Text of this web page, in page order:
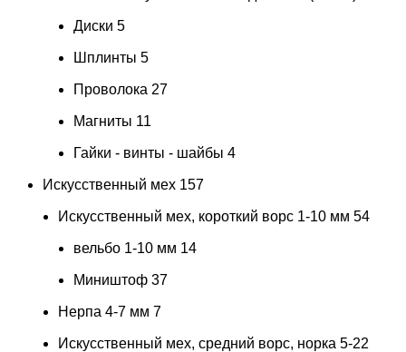
Диски 5
Шплинты 5
Проволока 27
Магниты 11
Гайки - винты - шайбы 4
Искусственный мех 157
Искусственный мех, короткий ворс 1-10 мм 54
вельбо 1-10 мм 14
Миништоф 37
Нерпа 4-7 мм 7
Искусственный мех, средний ворс, норка 5-22